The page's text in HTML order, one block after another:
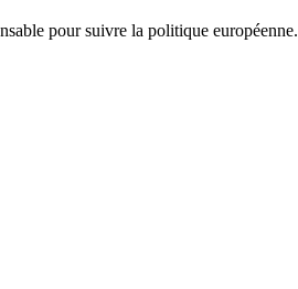
pour suivre la politique européenne.